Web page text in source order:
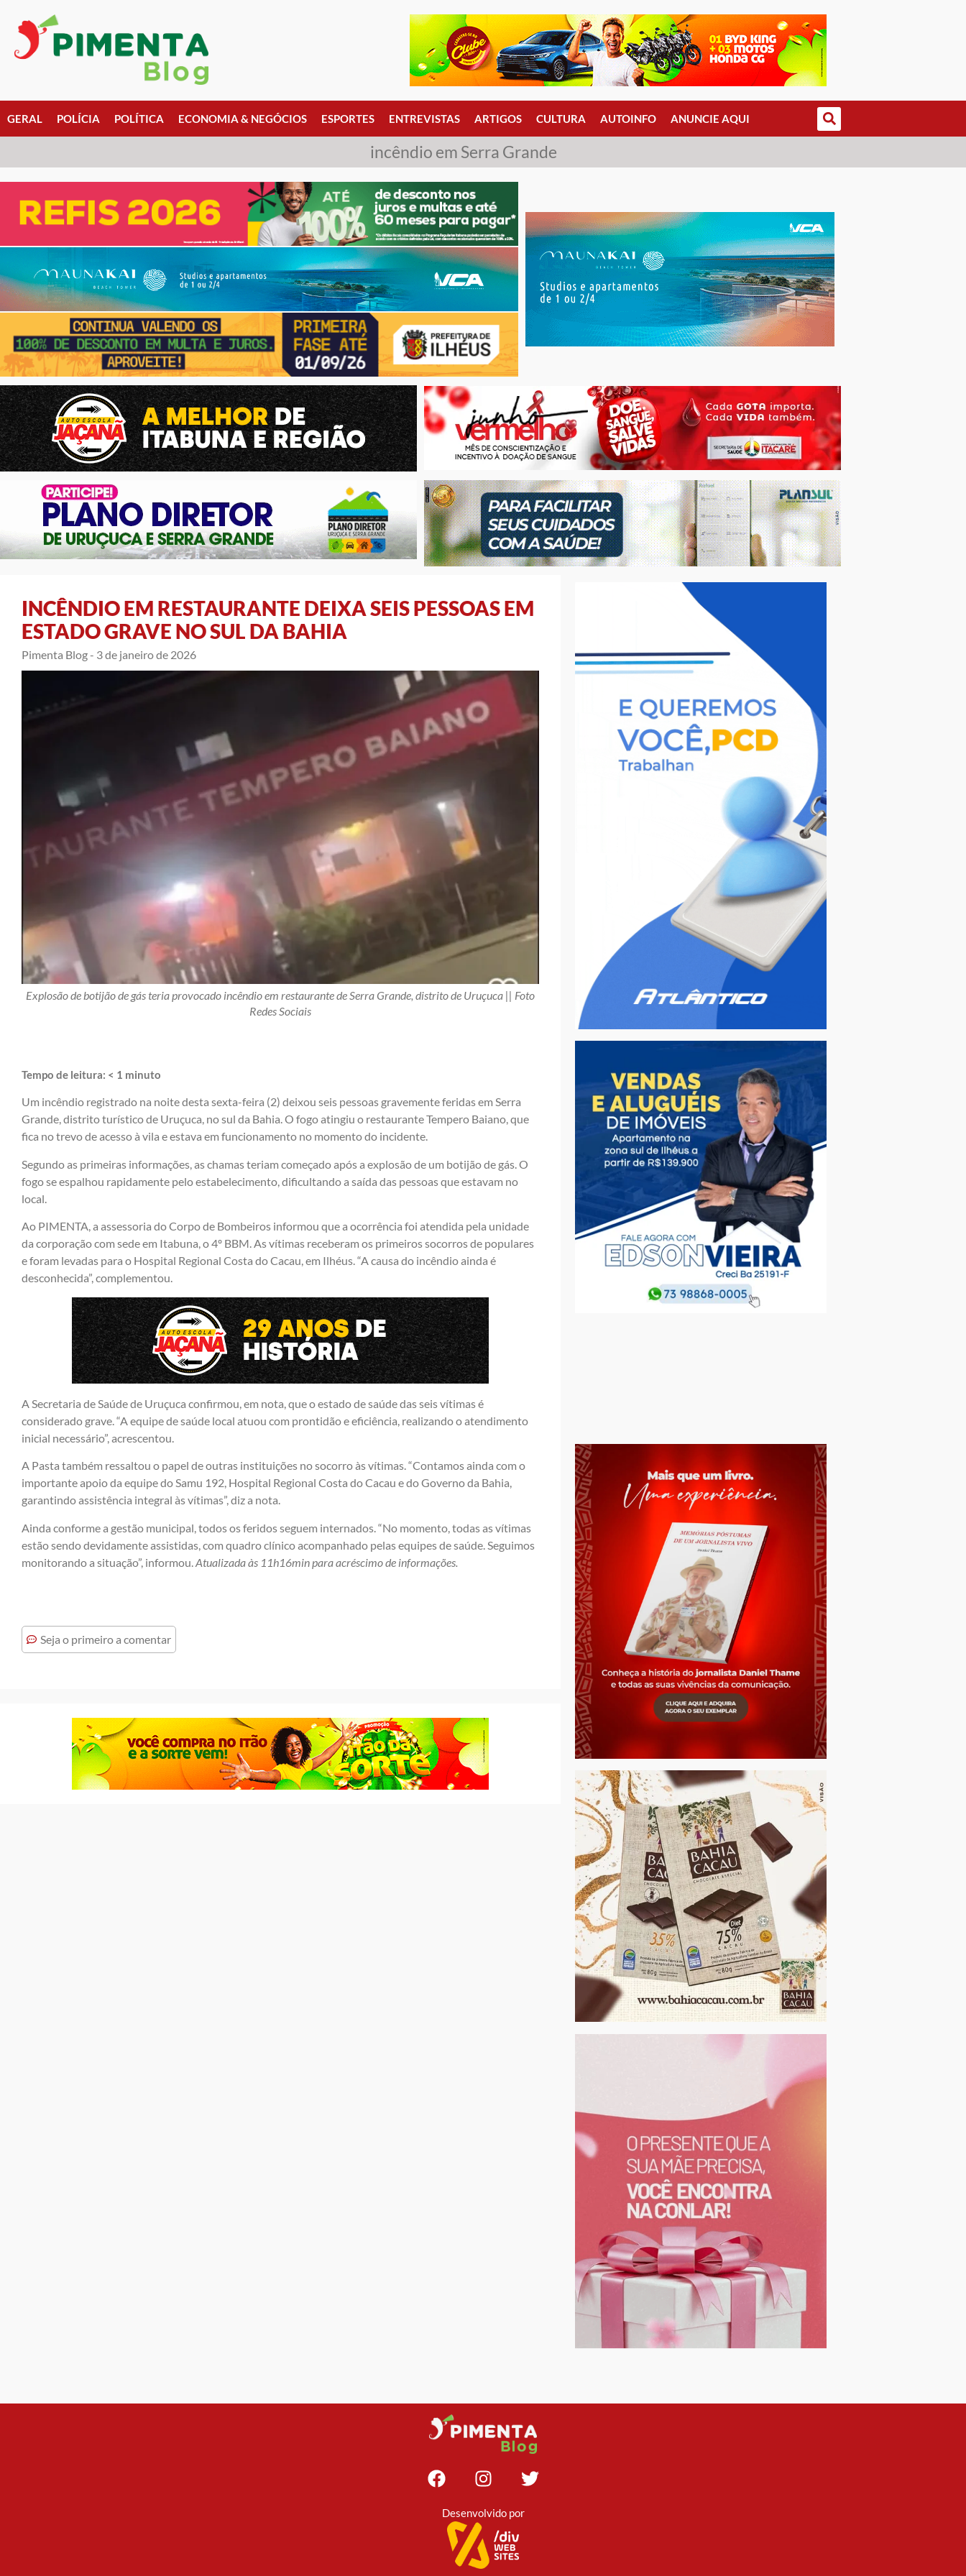
GERAL POLÍCIA POLÍTICA ECONOMIA & NEGÓCIOS ESPORTES ENTREVISTAS ARTIGOS CULTURA AUTOINFO ANUNCIE AQUI
incêndio em Serra Grande
INCÊNDIO EM RESTAURANTE DEIXA SEIS PESSOAS EM
ESTADO GRAVE NO SUL DA BAHIA
Pimenta Blog - 3 de janeiro de 2026
Explosão de botijão de gás teria provocado incêndio em restaurante de Serra Grande, distrito de Uruçuca || Foto
Redes Sociais
Tempo de leitura: < 1 minuto
Um incêndio registrado na noite desta sexta-feira (2) deixou seis pessoas gravemente feridas em Serra
Grande, distrito turístico de Uruçuca, no sul da Bahia. O fogo atingiu o restaurante Tempero Baiano, que
fica no trevo de acesso à vila e estava em funcionamento no momento do incidente.
Segundo as primeiras informações, as chamas teriam começado após a explosão de um botijão de gás. O
fogo se espalhou rapidamente pelo estabelecimento, dificultando a saída das pessoas que estavam no
local.
Ao PIMENTA, a assessoria do Corpo de Bombeiros informou que a ocorrência foi atendida pela unidade
da corporação com sede em Itabuna, o 4º BBM. As vítimas receberam os primeiros socorros de populares
e foram levadas para o Hospital Regional Costa do Cacau, em Ilhéus. “A causa do incêndio ainda é
desconhecida”, complementou.
A Secretaria de Saúde de Uruçuca confirmou, em nota, que o estado de saúde das seis vítimas é
considerado grave. “A equipe de saúde local atuou com prontidão e eficiência, realizando o atendimento
inicial necessário”, acrescentou.
A Pasta também ressaltou o papel de outras instituições no socorro às vítimas. “Contamos ainda com o
importante apoio da equipe do Samu 192, Hospital Regional Costa do Cacau e do Governo da Bahia,
garantindo assistência integral às vítimas”, diz a nota.
Ainda conforme a gestão municipal, todos os feridos seguem internados. “No momento, todas as vítimas
estão sendo devidamente assistidas, com quadro clínico acompanhado pelas equipes de saúde. Seguimos
monitorando a situação”, informou.Atualizada às 11h16min para acréscimo de informações.
Seja o primeiro a comentar